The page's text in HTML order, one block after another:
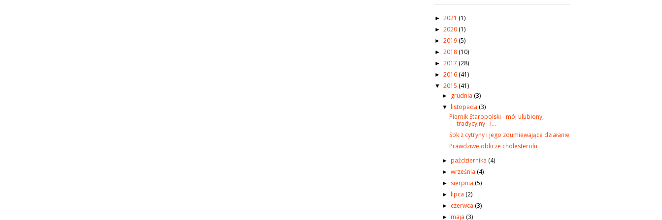
►2021 (1)
►2020 (1)
►2019 (5)
►2018 (10)
►2017 (28)
►2016 (41)
▼2015 (41)
► grudnia (3)
▼ listopada (3)
Piernik Staropolski - mój ulubiony,
tradycyjny - i...
Sok z cytryny i jego zdumiewające działanie
Prawdziwe oblicze cholesterolu
► października (4)
► września (4)
► sierpnia (5)
► lipca (2)
► czerwca (3)
► maja (3)